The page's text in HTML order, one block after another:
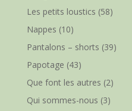
Les petits loustics (58)
Nappes (10)
Pantalons – shorts (39)
Papotage (43)
Que font les autres (2)
Qui sommes-nous (3)